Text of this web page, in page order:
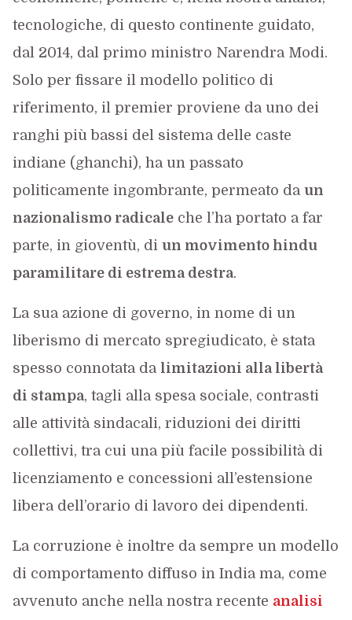
tecnologiche, di questo continente guidato,
dal 2014, dal primo ministro Narendra Modi.
Solo per fissare il modello politico di
riferimento, il premier proviene da uno dei
ranghi più bassi del sistema delle caste
indiane (ghanchi), ha un passato
politicamente ingombrante, permeato da un
nazionalismo radicaleche l’ha portato a far
parte, in gioventù, di un movimento hindu
paramilitare di estrema destra.
La sua azione di governo, in nome di un
liberismo di mercato spregiudicato, è stata
spesso connotata da limitazioni alla libertà
di stampa, tagli alla spesa sociale, contrasti
alle attività sindacali, riduzioni dei diritti
collettivi, tra cui una più facile possibilità di
licenziamento e concessioni all’estensione
libera dell’orario di lavoro dei dipendenti.
La corruzione è inoltre da sempre un modello
di comportamento diffuso in India ma, come
avvenuto anche nella nostra recente analisi